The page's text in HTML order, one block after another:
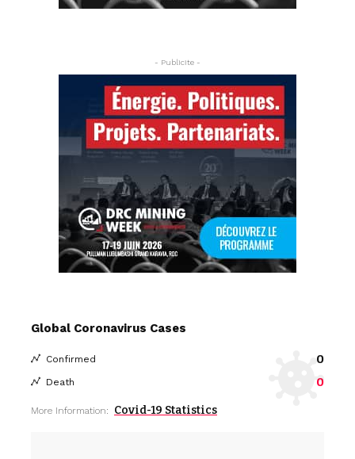
- Publicite -
Global Coronavirus Cases
Confirmed 0
Death 0
More Information: Covid-19 Statistics